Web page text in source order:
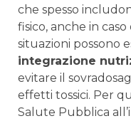
che spesso
fisico, anche in
situazioni possono
integrazione
evitare il
effetti tossici. Per
Salute Pubblica